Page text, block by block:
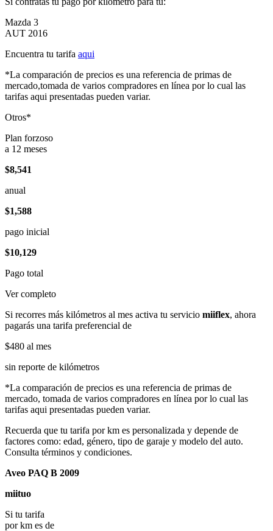
Mazda 3
AUT 2016
Encuentra tu tarifa aqui
*La comparación de precios es una referencia de primas de
mercado,tomada de varios compradores en línea por lo cual las
tarifas aqui presentadas pueden variar.
Otros*
Plan forzoso
a 12 meses
$8,541
anual
$1,588
pago inicial
$10,129
Pago total
Ver completo
Si recorres más kilómetros al mes activa tu servicio miiflex, ahora
pagarás una tarifa preferencial de
$480 al mes
sin reporte de kilómetros
*La comparación de precios es una referencia de primas de
mercado, tomada de varios compradores en línea por lo cual las
tarifas aqui presentadas pueden variar.
Recuerda que tu tarifa por km es personalizada y depende de
factores como: edad, género, tipo de garaje y modelo del auto.
Consulta términos y condiciones.
Aveo PAQ B 2009
miituo
Si tu tarifa
por km es de